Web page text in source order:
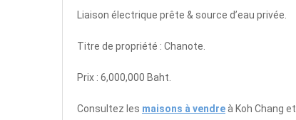
Liaison électrique prête & source d’eau privée.
Titre de propriété : Chanote.
Prix : 6,000,000 Baht.
Consultez les maisons à vendreà Koh Chang et